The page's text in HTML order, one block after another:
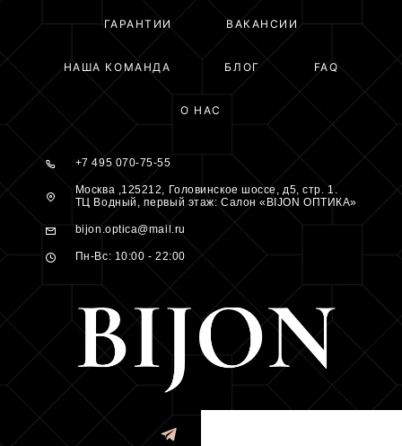
ГАРАНТИИ ВАКАНСИИ
НАША КОМАНДА БЛОГ FAQ
О НАС
+7 495 070-75-55
Москва ,125212, Головинское шоссе, д5, стр. 1.
ТЦ Водный, первый этаж: Салон «BIJON ОПТИКА»
bijon.optica@mail.ru
Пн-Вс: 10:00 - 22:00